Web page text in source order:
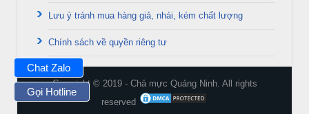
Lưu ý tránh mua hàng giả, nhái, kém chất lượng
Chính sách về quyền riêng tư
Copyright © 2019 - Chả mực Quảng Ninh. All rights
reserved
Chat Zalo
Gọi Hotline